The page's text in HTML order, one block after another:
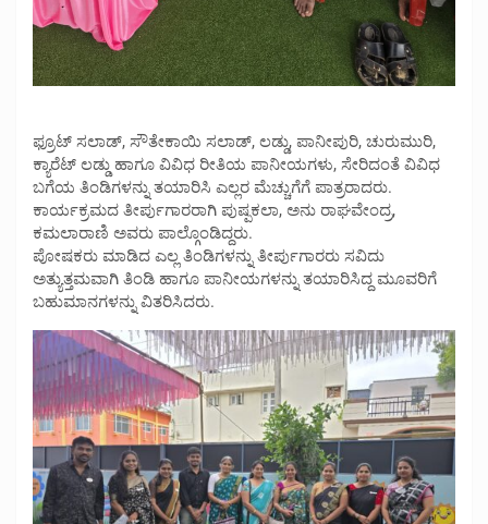
ಫ್ರೂಟ್ ಸಲಾಡ್, ಸೌತೇಕಾಯಿ ಸಲಾಡ್, ಲಡ್ಡು, ಪಾನೀಪುರಿ, ಚುರುಮುರಿ,
ಕ್ಯಾರೆಟ್ ಲಡ್ಡು ಹಾಗೂ ವಿವಿಧ ರೀತಿಯ ಪಾನೀಯಗಳು, ಸೇರಿದಂತೆ ವಿವಿಧ
ಬಗೆಯ ತಿಂಡಿಗಳನ್ನು ತಯಾರಿಸಿ ಎಲ್ಲರ ಮೆಚ್ಚುಗೆಗೆ ಪಾತ್ರರಾದರು.
ಕಾರ್ಯಕ್ರಮದ ತೀರ್ಪುಗಾರರಾಗಿ ಪುಷ್ಪಕಲಾ, ಅನು ರಾಘವೇಂದ್ರ,
ಕಮಲಾರಾಣಿ ಅವರು ಪಾಲ್ಗೊಂಡಿದ್ದರು.
ಪೋಷಕರು ಮಾಡಿದ ಎಲ್ಲ ತಿಂಡಿಗಳನ್ನು ತೀರ್ಪುಗಾರರು ಸವಿದು
ಅತ್ಯುತ್ತಮವಾಗಿ ತಿಂಡಿ ಹಾಗೂ ಪಾನೀಯಗಳನ್ನು ತಯಾರಿಸಿದ್ದ ಮೂವರಿಗೆ
ಬಹುಮಾನಗಳನ್ನು ವಿತರಿಸಿದರು.